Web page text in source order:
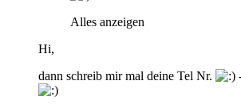
Alles anzeigen
Hi,
dann schreib mir mal deine Tel Nr.